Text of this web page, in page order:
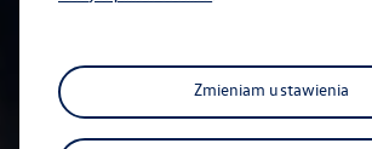
Zmieniam ustawienia